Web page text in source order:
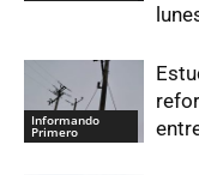
Informando
Primero